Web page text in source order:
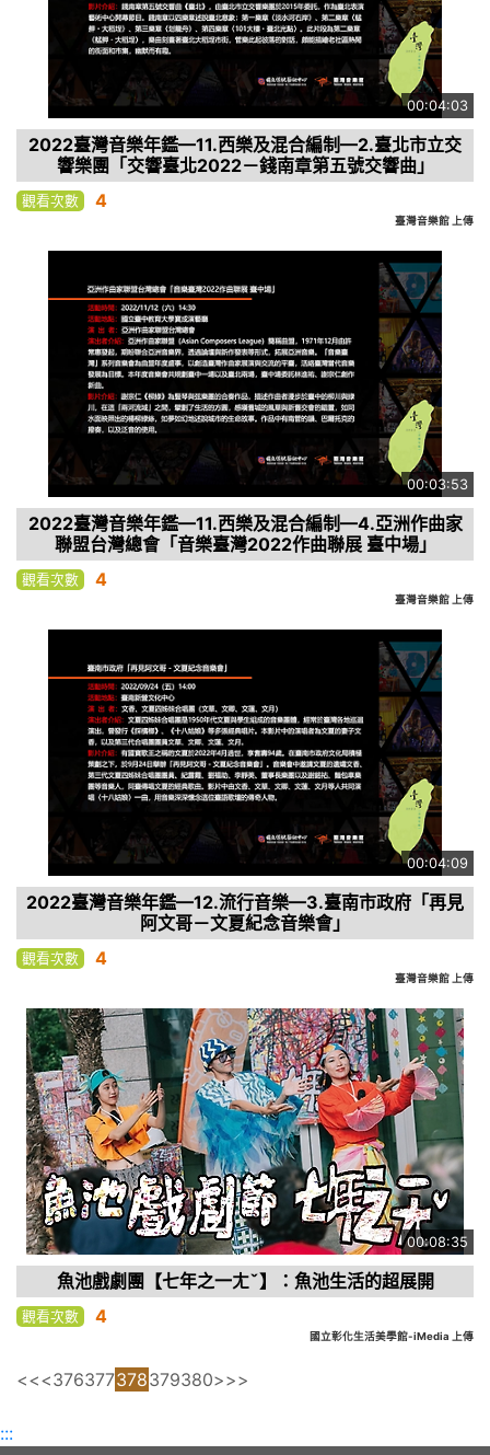
00:04:03
2022臺灣音樂年鑑—11.西樂及混合編制—2.臺北市立交
響樂團「交響臺北2022－錢南章第五號交響曲」
觀看次數 4
臺灣音樂館 上傳
00:03:53
2022臺灣音樂年鑑—11.西樂及混合編制—4.亞洲作曲家
聯盟台灣總會「音樂臺灣2022作曲聯展 臺中場」
觀看次數 4
臺灣音樂館 上傳
00:04:09
2022臺灣音樂年鑑—12.流行音樂—3.臺南市政府「再見
阿文哥－文夏紀念音樂會」
觀看次數 4
臺灣音樂館 上傳
00:08:35
魚池戲劇團【七年之一ㄤˇ】：魚池生活的超展開
觀看次數 4
國立彰化生活美學館-iMedia 上傳
<<<376377378379380>>>
:::